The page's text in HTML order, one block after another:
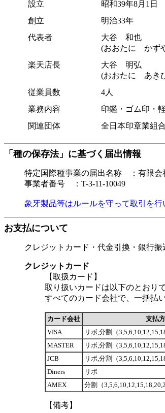
設立
昭和39年8月1日
創立
明治33年
代表者
大谷 和也
(おおたに かず
楽天店長
大谷 明弘
(おおたに あき
従業員数
4人
業務内容
印鑑・ゴム印・
関連団体
全日本印章業組
「種の保存法」に基づく届出情報
特定国際種事業の届出名称 ：有限会
事業者番号 ：T-3-11-10049
象牙製品等はルールを守って取引を行
お支払について
クレジットカード・代金引換・銀行
クレジットカード
【取扱カード】
取り扱いカードは以下のとおりで
すべてのカード会社で、一括払
カード会社
支払
VISA
リボ,分割（
MASTER
リボ,分割（
JCB
リボ,分割（
Diners
リボ
AMEX
分割（
【備考】